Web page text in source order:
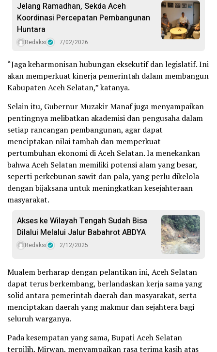
‎Jelang Ramadhan, Sekda Aceh
Koordinasi Percepatan Pembangunan
Huntara
Redaksi 7/02/2026
“Jaga keharmonisan hubungan eksekutif dan legislatif. Ini
akan memperkuat kinerja pemerintah dalam membangun
Kabupaten Aceh Selatan,” katanya.
Selain itu, Gubernur Muzakir Manaf juga menyampaikan
pentingnya melibatkan akademisi dan pengusaha dalam
setiap rancangan pembangunan, agar dapat
menciptakan nilai tambah dan memperkuat
pertumbuhan ekonomi di Aceh Selatan. Ia menekankan
bahwa Aceh Selatan memiliki potensi alam yang besar,
seperti perkebunan sawit dan pala, yang perlu dikelola
dengan bijaksana untuk meningkatkan kesejahteraan
masyarakat.
Akses ke Wilayah Tengah Sudah Bisa
Dilalui Melalui Jalur Babahrot ABDYA
Redaksi 2/12/2025
Mualem berharap dengan pelantikan ini, Aceh Selatan
dapat terus berkembang, berlandaskan kerja sama yang
solid antara pemerintah daerah dan masyarakat, serta
menciptakan daerah yang makmur dan sejahtera bagi
seluruh warganya.
Pada kesempatan yang sama, Bupati Aceh Selatan
terpilih, Mirwan, menyampaikan rasa terima kasih atas